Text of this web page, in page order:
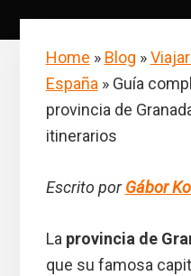
Home » Blog »
España» Guía
provincia de
itinerarios
Escrito porGábor
La provincia de
que su famosa